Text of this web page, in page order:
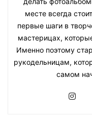
месте всегда
первые шаги в
мастерицах,
Именно поэтому
рукодельницам,
самом